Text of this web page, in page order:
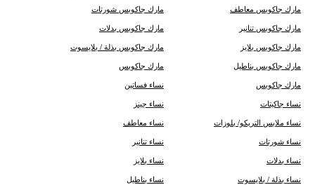
مارك جاكوبس معاطف مارك جاكوبس شورتات
مارك جاكوبس تنانير مارك جاكوبس بدلات
مارك جاكوبس بلايز مارك جاكوبس بذلة / بلايسوت
مارك جاكوبس بناطيل مارك جاكوبس
مارك جاكوبس نساء فساتين
نساء جاكيتات نساء جينز
نساء ملابس التريكو/ بلوزات نساء معاطف
نساء شورتات نساء تنانير
نساء بدلات نساء بلايز
نساء بذلة / بلايسوت نساء بناطيل